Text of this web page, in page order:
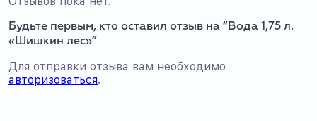
Будьте первым, кто оставил отзыв на “Вода 1,75 л.
«Шишкин лес»”
Для отправки отзыва вам необходимо
авторизоваться.